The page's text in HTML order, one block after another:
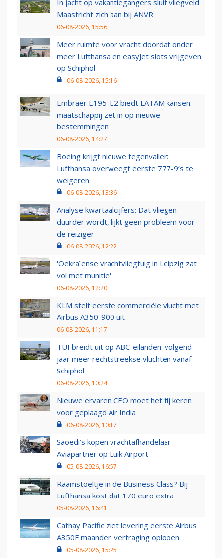
In jacht op vakantiegangers sluit vliegveld
Maastricht zich aan bij ANVR
06-08-2026, 15:56
Meer ruimte voor vracht doordat onder
meer Lufthansa en easyJet slots vrijgeven
op Schiphol
06-08-2026, 15:16
Embraer E195-E2 biedt LATAM kansen:
maatschappij zet in op nieuwe
bestemmingen
06-08-2026, 14:27
Boeing krijgt nieuwe tegenvaller:
Lufthansa overweegt eerste 777-9’s te
weigeren
06-08-2026, 13:36
Analyse kwartaalcijfers: Dat vliegen
duurder wordt, lijkt geen probleem voor
de reiziger
06-08-2026, 12:22
'Oekraïense vrachtvliegtuig in Leipzig zat
vol met munitie'
06-08-2026, 12:20
KLM stelt eerste commerciële vlucht met
Airbus A350-900 uit
06-08-2026, 11:17
TUI breidt uit op ABC-eilanden: volgend
jaar meer rechtstreekse vluchten vanaf
Schiphol
06-08-2026, 10:24
Nieuwe ervaren CEO moet het tij keren
voor geplaagd Air India
06-08-2026, 10:17
Saoedi’s kopen vrachtafhandelaar
Aviapartner op Luik Airport
05-08-2026, 16:57
Raamstoeltje in de Business Class? Bij
Lufthansa kost dat 170 euro extra
05-08-2026, 16:41
Cathay Pacific ziet levering eerste Airbus
A350F maanden vertraging oplopen
05-08-2026, 15:25